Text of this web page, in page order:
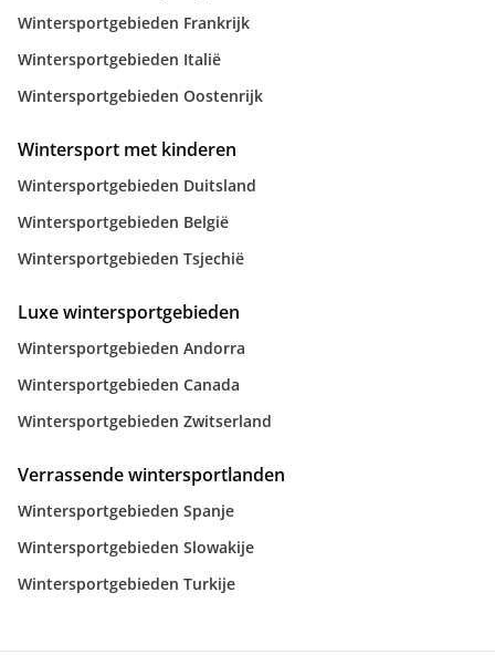
Wintersportgebieden Frankrijk
Wintersportgebieden Italië
Wintersportgebieden Oostenrijk
Wintersport met kinderen
Wintersportgebieden Duitsland
Wintersportgebieden België
Wintersportgebieden Tsjechië
Luxe wintersportgebieden
Wintersportgebieden Andorra
Wintersportgebieden Canada
Wintersportgebieden Zwitserland
Verrassende wintersportlanden
Wintersportgebieden Spanje
Wintersportgebieden Slowakije
Wintersportgebieden Turkije